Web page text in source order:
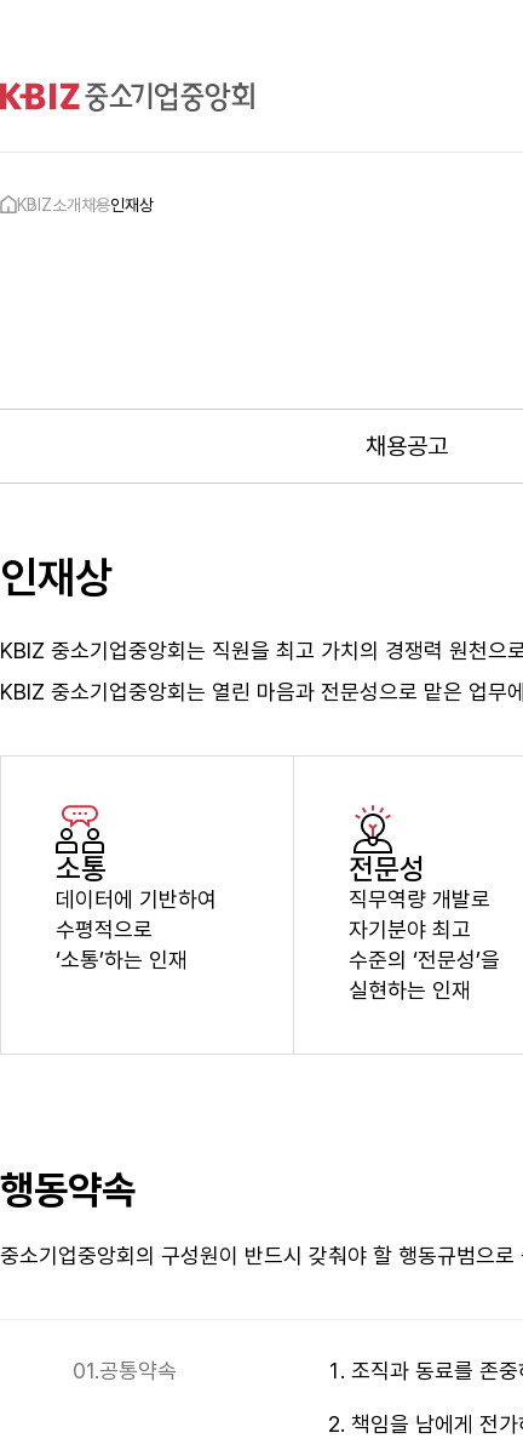
KBIZ소개채용인재상
채용공고
인재상
KBIZ 중소기업중앙회는 직원을 최고 가치의 경쟁력 원천
KBIZ 중소기업중앙회는 열린 마음과 전문성으로 맡은 업
소통
데이터에 기반하여
수평적으로
‘소통’하는 인재
전문성
직무역량 개발로
자기분야 최고
수준의 ‘전문성’을
실현하는 인재
행동약속
중소기업중앙회의 구성원이 반드시 갖춰야 할 행동규범으
01.공통약속 조직과 동료를 존
책임을 남에게 전